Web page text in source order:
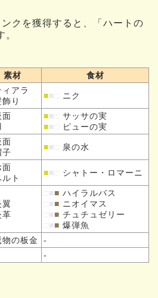
クを獲得すると、「ハートの
素材 食材
ィアラ
飾り
■■ ニク
面
■■
サッサの実
■■ ピューの実
面
子
■■ 泉の水
面
ルト
■■ シャトー・ロマーニ
翼
革
■■ ハイラルバス
■■ ニオイマス
■■ チュチュゼリー
■■ 爆弾魚
物の板金
-
-